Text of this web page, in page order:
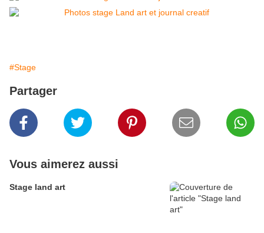
#Stage
Partager
Vous aimerez aussi
Stage land art